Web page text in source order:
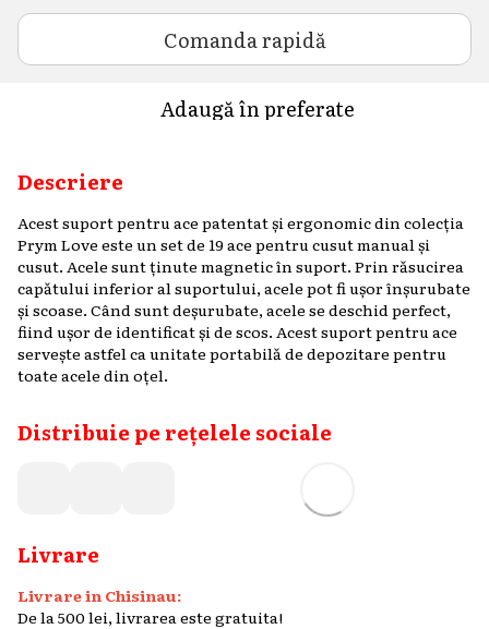
Comanda rapidă
Adaugă în preferate
Descriere
Acest suport pentru ace patentat și ergonomic din colecția
Prym Love este un set de 19 ace pentru cusut manual și
cusut. Acele sunt ținute magnetic în suport. Prin răsucirea
capătului inferior al suportului, acele pot fi ușor înșurubate
și scoase. Când sunt deșurubate, acele se deschid perfect,
fiind ușor de identificat și de scos. Acest suport pentru ace
servește astfel ca unitate portabilă de depozitare pentru
toate acele din oțel.
Distribuie pe rețelele sociale
Livrare
Livrare in Chisinau:
De la 500 lei, livrarea este gratuita!